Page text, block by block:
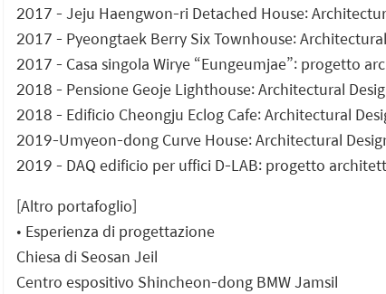
2017 - Jeju Haengwon-ri Detached House:
2017 - Pyeongtaek Berry Six Townhouse:
2017 - Casa singola Wirye “Eungeumjae”: progetto
2018 - Pensione Geoje Lighthouse: Architectural
2018 - Edificio Cheongju Eclog Cafe: Architectural
2019-Umyeon-dong Curve House: Architectural
2019 - DAQ edificio per uffici D-LAB: progetto
[Altro portafoglio]
• Esperienza di progettazione
Chiesa di Seosan Jeil
Centro espositivo Shincheon-dong BMW Jamsil